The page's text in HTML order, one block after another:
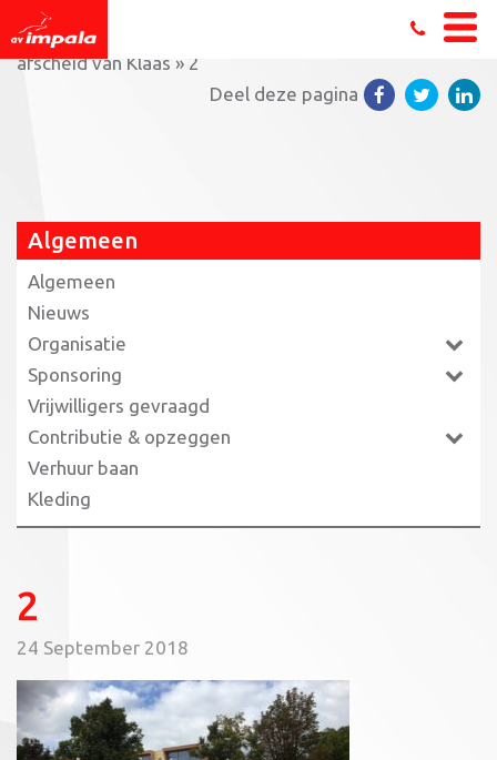
Home»Impala Masters 9e in 9e landelijke finale op rij,
afscheid van Klaas » 2
Deel deze pagina
Algemeen
Algemeen
Nieuws
Organisatie
Sponsoring
Vrijwilligers gevraagd
Contributie & opzeggen
Verhuur baan
Kleding
2
24 September 2018